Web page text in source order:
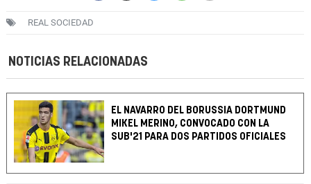
REAL SOCIEDAD
NOTICIAS RELACIONADAS
EL NAVARRO DEL BORUSSIA DORTMUND
MIKEL MERINO, CONVOCADO CON LA
SUB'21 PARA DOS PARTIDOS OFICIALES